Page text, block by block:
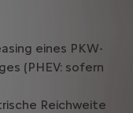
eines PKW-
(PHEV: sofern
Reichweite